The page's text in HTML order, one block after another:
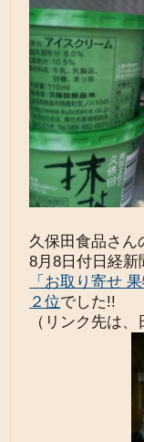
久保田食品さん
8月8日付日経新
「お取り寄せ
２位でした!!
（リンク先は、